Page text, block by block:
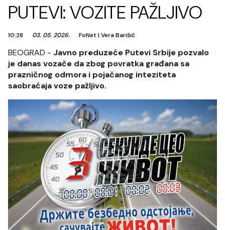
PUTEVI: VOZITE PAŽLJIVO
10:28 03. 05. 2026. FoNet |Vera Barišić
BEOGRAD - Javno preduzeće Putevi Srbije pozvalo
je danas vozače da zbog povratka građana sa
prazničnog odmora i pojačanog inteziteta
saobraćaja voze pažljivo.